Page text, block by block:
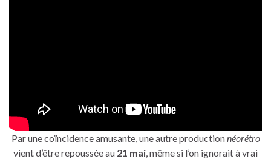
Par une coïncidence amusante, une autre productionnéorétro
vient d’être repoussée au 21 mai, même si l’on ignorait à vrai